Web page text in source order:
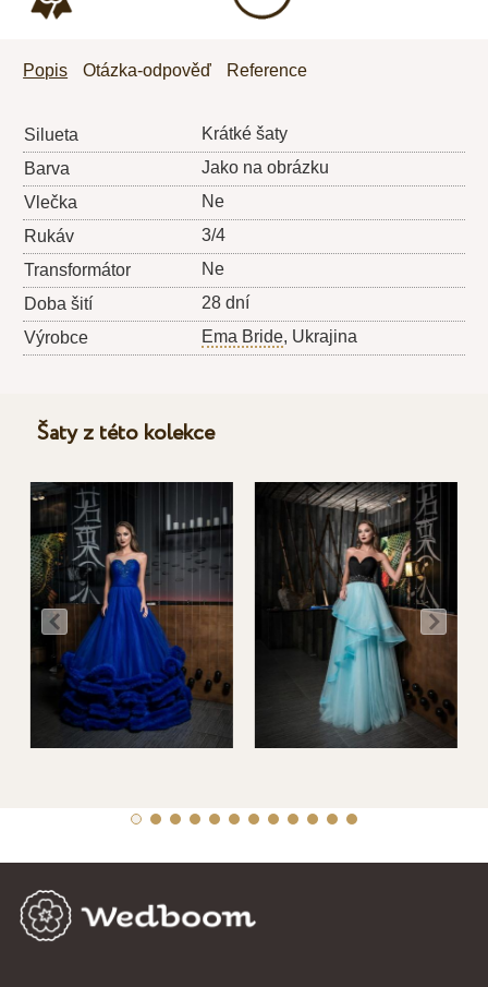
Popis Otázka-odpověď Reference
Silueta
Krátké šaty
Barva
Jako na obrázku
Vlečka
Ne
Rukáv
3/4
Transformátor
Ne
Doba šití
28 dní
Výrobce
Ema Bride, Ukrajina
Šaty z této kolekce